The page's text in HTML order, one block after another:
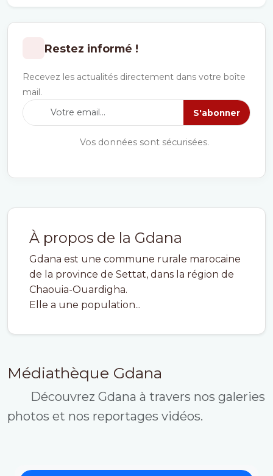
À propos de la Gdana
Gdana est une commune rurale marocaine
de la province de Settat, dans la région de
Chaouia-Ouardigha.
Elle a une population...
Médiathèque Gdana
Découvrez Gdana à travers nos galeries
photos et nos reportages vidéos.
Restez informé !
Recevez les actualités directement dans votre boîte
mail.
S'abonner
Vos données sont sécurisées.